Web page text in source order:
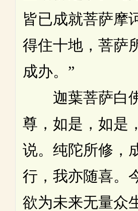
皆已成就菩萨摩
得住十地，菩萨
成办。”
迦葉菩萨白
尊，如是，如是
说。纯陀所修，
行，我亦随喜。
欲为未来无量众